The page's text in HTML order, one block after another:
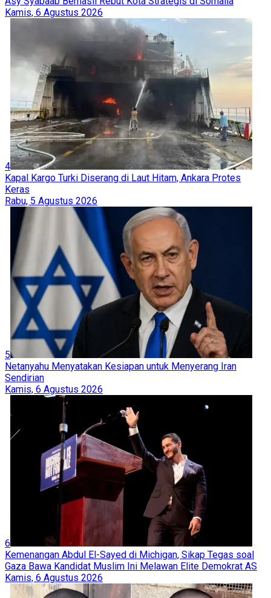
Kamis, 6 Agustus 2026
4
Kapal Kargo Turki Diserang di Laut Hitam, Ankara Protes
Keras
Rabu, 5 Agustus 2026
5
Netanyahu Menyatakan Kesiapan untuk Menyerang Iran
Sendirian
Kamis, 6 Agustus 2026
6
Kemenangan Abdul El-Sayed di Michigan, Sikap Tegas soal
Gaza Bawa Kandidat Muslim Ini Melawan Elite Demokrat AS
Kamis, 6 Agustus 2026